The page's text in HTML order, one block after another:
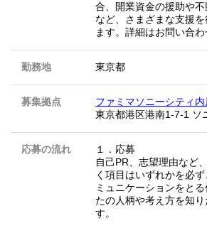
合、開業資金の援助や
など、さまざまな支援
ます。詳細はお問い合わ
勤務地 東京都
募集拠点
ファミマソニーシティ内
東京都港区港南1-7-1 ソ
応募の流れ
１．応募
自己PR、志望理由など
く項目はいずれかを必
ミュニケーションをと
たの人柄や考え方を知
す。